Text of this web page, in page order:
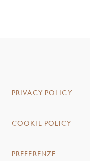
PRIVACY POLICY
COOKIE POLICY
PREFERENZE